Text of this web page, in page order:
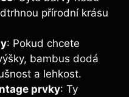
přírodní krásu
: Pokud chcete
bambus dodá
a lehkost.
prvky: Ty